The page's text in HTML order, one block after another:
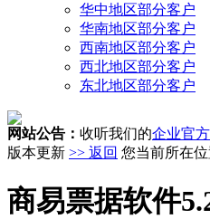
华中地区部分客户
华南地区部分客户
西南地区部分客户
西北地区部分客户
东北地区部分客户
网站公告： 收听我们的企业官
版本更新 >> 返回 您当前所在位
商易票据软件